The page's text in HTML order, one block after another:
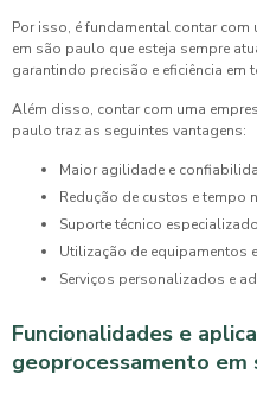
Por isso, é fundamental contar com
em são paulo que esteja sempre
garantindo precisão e eficiência
Além disso, contar com uma
paulo traz as seguintes vantagens:
Maior agilidade e
Redução de custos e tempo
Suporte técnico
Utilização de
Serviços personalizados e
Funcionalidades e
geoprocessamento em